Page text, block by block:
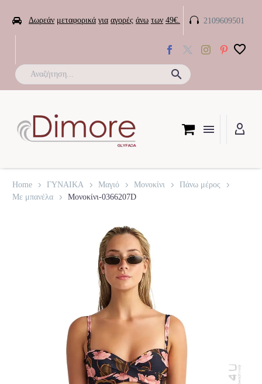
 Δωρεάν μεταφορικά για αγορές άνω των 49€. 
 2109609501
Home ΓΥΝΑΙΚΑ Μαγιό Μονοκίνι
Πάνω μέρος
Με μπανέλα
Μονοκίνι-0366207D